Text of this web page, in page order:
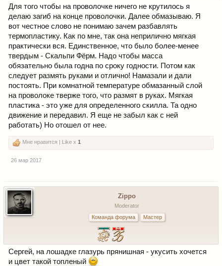
Для того чтобы на проволочке ничего не крутилось я
делаю загиб на конце проволочки. Далее обмазываю. Я
вот честное слово не понимаю зачем разбавлять
термопластику. Как по мне, так она неприлично мягкая
практически вся. Единственное, что было более-менее
твердым - Скальпи Фёрм. Надо чтобы масса
обязательно была годна по сроку годности. Потом как
следует размять руками и отлично! Намазали и дали
постоять. При комнатной температуре обмазанный слой
на проволоке тверже того, что размят в руках. Мягкая
пластика - это уже для определенного скилла. Та одно
движение и передавил. Я еще не забыл как с ней
работать) Но отошел от нее.
Мне нравится | Like x 1
26 мар 2017
Zippo
Moderator
Команда форума
Мастер
Сергей, на лошадке глазурь прянишная - укусить хочется
и цвет такой топленый